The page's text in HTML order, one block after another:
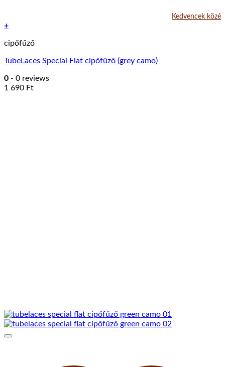
Kedvencek közé
+
cipőfűző
TubeLaces Special Flat cipőfűző (grey camo)
0 - 0 reviews
1 690 Ft